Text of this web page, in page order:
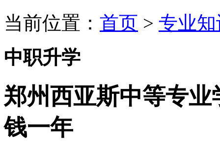
当前位置： 首页 > 专业
中职升学
郑州西亚斯中等专
钱一年